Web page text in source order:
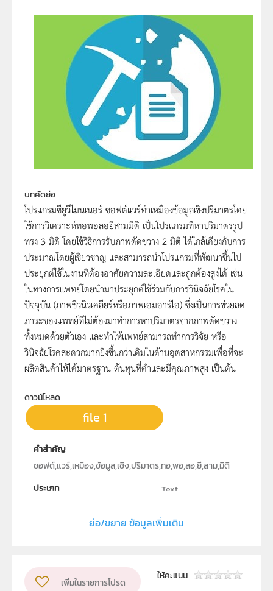
บทคัดย่อ
โปรแกรมซียูวีไมนเนอร์ ซอฟต์แวร์ทำเหมืองข้อมูลเชิงปริมาตรโดย
ใช้การวิเคราะห์ทอพอลอยีสามมิติ เป็นโปรแกรมที่หาปริมาตรรูป
ทรง 3 มิติ โดยใช้วิธีการรับภาพตัดขวาง 2 มิติ ได้ใกล้เคียงกับการ
ประมาณโดยผู้เชี่ยวชาญ และสามารถนำโปรแกรมที่พัฒนาขึ้นไป
ประยุกต์ใช้ในงานที่ต้องอาศัยความละเอียดและถูกต้องสูงได้ เช่น
ในทางการแพทย์โดยนำมาประยุกต์ใช้ร่วมกับการวินิจฉัยโรคใน
ปัจจุบัน (ภาพชีวนิวเคลียร์หรือภาพเอมอาร์ไอ) ซึ่งเป็นการช่วยลด
ภาระของแพทย์ที่ไม่ต้องมาทำการหาปริมาตรจากภาพตัดขวาง
ทั้งหมดด้วยตัวเอง และทำให้แพทย์สามารถทำการวิจัย หรือ
วินิจฉัยโรคสะดวกมากยิ่งขึ้นกว่าเดิมในด้านอุตสาหกรรมเพื่อที่จะ
ผลิตสินค้าให้ได้มาตรฐาน ต้นทุนที่ต่ำและมีคุณภาพสูง เป็นต้น
ดาวน์โหลด
file 1
คำสำคัญ
ซอฟต์,แวร์,เหมือง,ข้อมูล,เชิง,ปริมาตร,ทอ,พอ,ลอ,ยี,สาม,มิติ
ประเภท
Text
คณะวิศวกรรมศาสตร์ ภาควิชาวิศวกรรมคอมพิวเตอร์
นายกฤษฎี เด่นอริยะกูล , นายกิตติ เตชะวิทยปกรณ์
ย่อ/ขยาย ข้อมูลเพิ่มเติม
เพิ่มในรายการโปรด
ให้คะแนน